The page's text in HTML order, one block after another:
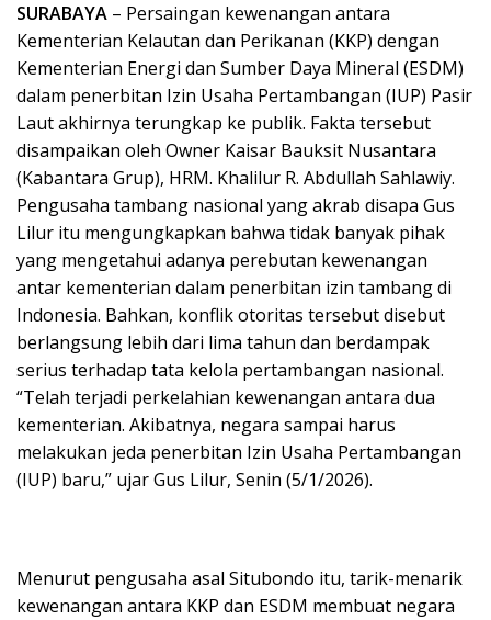
SURABAYA – Persaingan kewenangan antara
Kementerian Kelautan dan Perikanan (KKP) dengan
Kementerian Energi dan Sumber Daya Mineral (ESDM)
dalam penerbitan Izin Usaha Pertambangan (IUP) Pasir
Laut akhirnya terungkap ke publik. Fakta tersebut
disampaikan oleh Owner Kaisar Bauksit Nusantara
(Kabantara Grup), HRM. Khalilur R. Abdullah Sahlawiy.
Pengusaha tambang nasional yang akrab disapa Gus
Lilur itu mengungkapkan bahwa tidak banyak pihak
yang mengetahui adanya perebutan kewenangan
antar kementerian dalam penerbitan izin tambang di
Indonesia. Bahkan, konflik otoritas tersebut disebut
berlangsung lebih dari lima tahun dan berdampak
serius terhadap tata kelola pertambangan nasional.
“Telah terjadi perkelahian kewenangan antara dua
kementerian. Akibatnya, negara sampai harus
melakukan jeda penerbitan Izin Usaha Pertambangan
(IUP) baru,” ujar Gus Lilur, Senin (5/1/2026).
Menurut pengusaha asal Situbondo itu, tarik-menarik
kewenangan antara KKP dan ESDM membuat negara